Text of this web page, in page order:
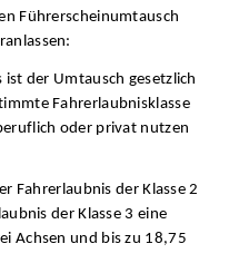
Führerscheinumtausch
ist der Umtausch gesetzlich
Fahrerlaubnisklasse
oder privat nutzen
Fahrerlaubnis der Klasse 2
der Klasse 3 eine
Achsen und bis zu 18,75